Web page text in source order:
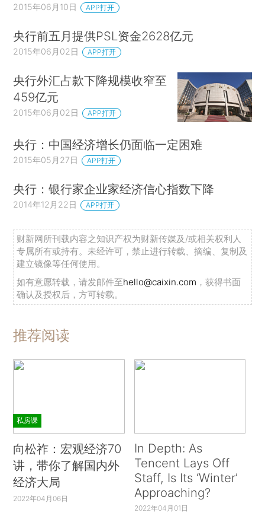
2015年06月10日 APP打开
央行前五月提供PSL资金2628亿元
2015年06月02日 APP打开
央行外汇占款下降规模收窄至
459亿元
2015年06月02日 APP打开
央行：中国经济增长仍面临一定困难
2015年05月27日 APP打开
央行：银行家企业家经济信心指数下降
2014年12月22日 APP打开
财新网所刊载内容之知识产权为财新传媒及/或相关权利人
专属所有或持有。未经许可，禁止进行转载、摘编、复制及
建立镜像等任何使用。
如有意愿转载，请发邮件至hello@caixin.com ，获得书面
确认及授权后，方可转载。
推荐阅读
私房课
向松祚：宏观经济70
讲，带你了解国内外
经济大局
2022年04月06日
In Depth: As
Tencent Lays Off
Staff, Is Its ‘Winter’
Approaching?
2022年04月01日